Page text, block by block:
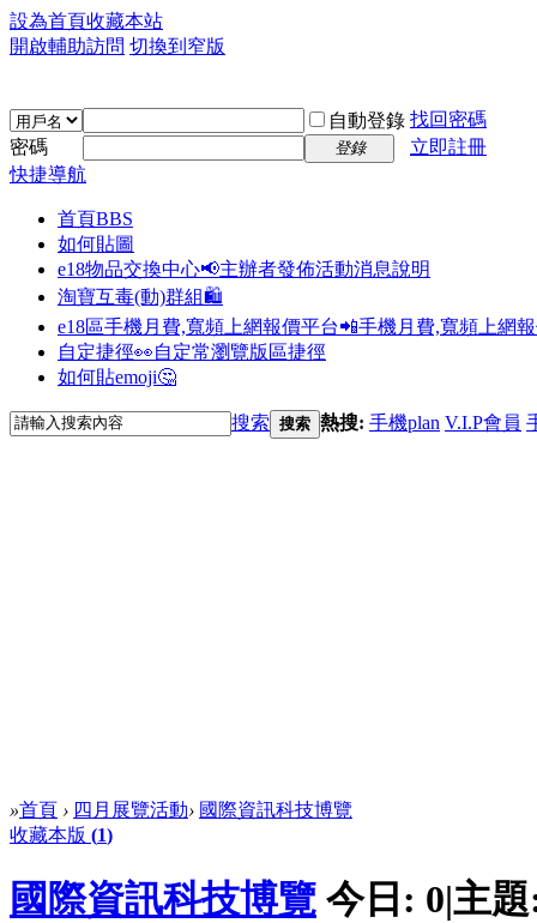
設為首頁收藏本站
開啟輔助訪問 切換到窄版
自動登錄 找回密碼
密碼
登錄
立即註冊
快捷導航
首頁BBS
如何貼圖
e18物品交換中心📢主辦者發佈活動消息說明
淘寶互毒(動)群組🛍️
e18區手機月費,寬頻上網報價平台📲手機月費,寬頻上網
自定捷徑👀自定常瀏覽版區捷徑
如何貼emoji🤔
搜索 搜索 熱搜: 手機plan V.I.P會員
»首頁 › 四月展覽活動› 國際資訊科技博覽
收藏本版 (1)
國際資訊科技博覽 今日: 0|主